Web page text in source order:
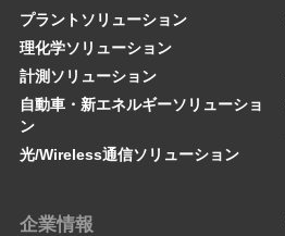
プラントソリューション
理化学ソリューション
計測ソリューション
自動車・新エネルギーソリューショ
ン
光/Wireless通信ソリューション
企業情報